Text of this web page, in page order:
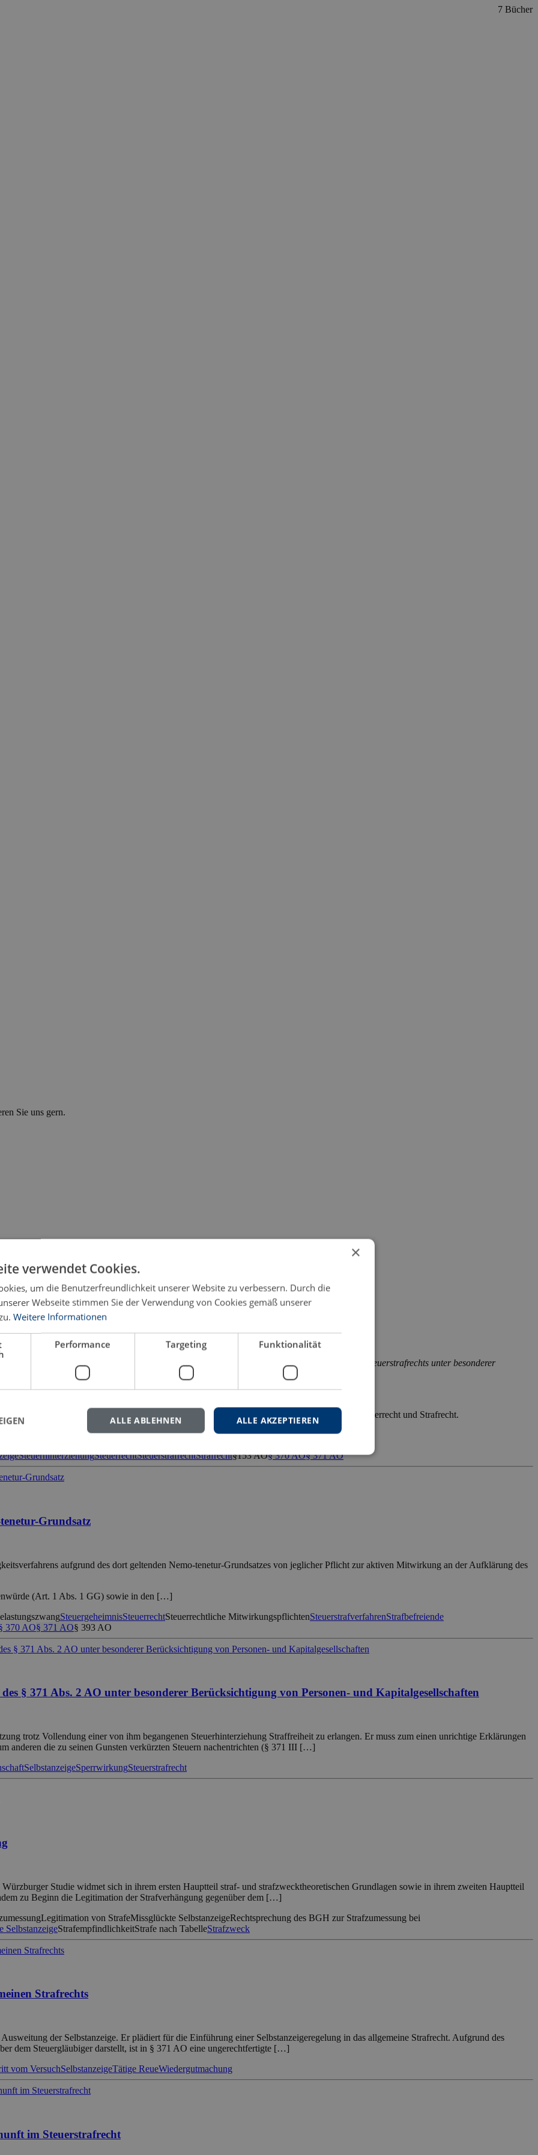
7 Bücher
Sie uns gern.
– ein Perspektivwechsel?
AO und einer Selbstanzeige nach § 371 AO anhand der Grundprinzipien des Steuer- und Steuerstrafrechts unter besonderer
für Finanzen
nach § 371 AO sowie ihre Abgrenzung auf Vereinbarkeit mit den Grundprinzipien aus Steuerrecht und Strafrecht.
Wichtigkeit. Richtet der Steuerpflichtige seine Erklärung an der falschen […]
SteuerhinterziehungSteuerrechtSteuerstrafrechtStrafrecht§153 AO§ 370 AO§ 371 AO
Grundsatz
aufgrund des dort geltenden Nemo-tenetur-Grundsatzes von jeglicher Pflicht zur aktiven Mitwirkung an der Aufklärung des
(Art. 1 Abs. 1 GG) sowie in den […]
SteuergeheimnisSteuerrechtSteuerrechtliche MitwirkungspflichtenSteuerstrafverfahrenStrafbefreiende
370 AO§ 371 AO§ 393 AO
§ 371 Abs. 2 AO unter besonderer Berücksichtigung von Personen- und Kapitalgesellschaften
trotz Vollendung einer von ihm begangenen Steuerhinterziehung Straffreiheit zu erlangen. Er muss zum einen unrichtige Erklärungen
anderen die zu seinen Gunsten verkürzten Steuern nachentrichten (§ 371 III […]
SelbstanzeigeSperrwirkungSteuerstrafrecht
Studie widmet sich in ihrem ersten Hauptteil straf- und strafzwecktheoretischen Grundlagen sowie in ihrem zweiten Hauptteil
zu Beginn die Legitimation der Strafverhängung gegenüber dem […]
Legitimation von StrafeMissglückte SelbstanzeigeRechtsprechung des BGH zur Strafzumessung bei
SelbstanzeigeStrafempfindlichkeitStrafe nach TabelleStrafzweck
Strafrechts
der Selbstanzeige. Er plädiert für die Einführung einer Selbstanzeigeregelung in das allgemeine Strafrecht. Aufgrund des
dem Steuergläubiger darstellt, ist in § 371 AO eine ungerechtfertigte […]
vom VersuchSelbstanzeigeTätige ReueWiedergutmachung
im Steuerstrafrecht
×
verwendet Cookies.
um die Benutzerfreundlichkeit unserer Website zu verbessern. Durch die
Webseite stimmen Sie der Verwendung von Cookies gemäß unserer
Weitere Informationen
Performance Targeting Funktionalität
ALLE AKZEPTIEREN
ALLE ABLEHNEN